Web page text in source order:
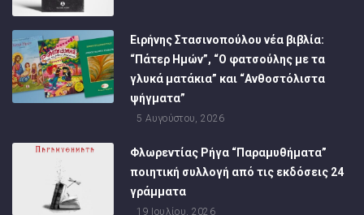
Ειρήνης Στασινοπούλου νέα βιβλία:
“Πάτερ Ημών”, “Ο φατσούλης με τα
γλυκά ματάκια” και “Ανθοστόλιστα
ψήγματα”
5 Αυγούστου, 2026
Φλωρεντίας Ρήγα “Παραμυθήματα”
ποιητική συλλογή από τις εκδόσεις 24
γράμματα
19 Ιουλίου, 2026